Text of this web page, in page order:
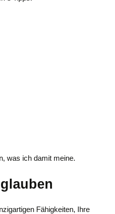
was ich damit meine.
Fähigkeiten, Ihre